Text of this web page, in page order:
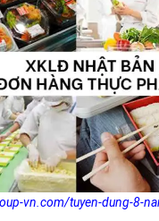
vn.com/tuyen-dung-8-